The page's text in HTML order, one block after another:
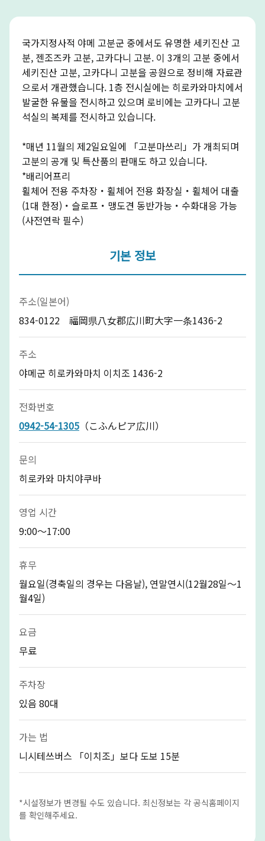
국가지정사적 야메 고분군 중에서도 유명한 세키진산 고
분, 젠조즈카 고분, 고카다니 고분. 이 3개의 고분 중에서
세키진산 고분, 고카다니 고분을 공원으로 정비해 자료관
으로서 개관했습니다. 1층 전시실에는 히로카와마치에서
발굴한 유물을 전시하고 있으며 로비에는 고카다니 고분
석실의 복제를 전시하고 있습니다.
*매년 11월의 제2일요일에 「고분마쓰리」가 개최되며
고분의 공개 및 특산품의 판매도 하고 있습니다.
*배리어프리
휠체어 전용 주차장・휠체어 전용 화장실・휠체어 대출
(1대 한정)・슬로프・맹도견 동반가능・수화대응 가능
(사전연락 필수)
기본 정보
주소(일본어)
834-0122 福岡県八女郡広川町大字一条1436-2
주소
야메군 히로카와마치 이치조 1436-2
전화번호
0942-54-1305 （こふんピア広川）
문의
히로카와 마치야쿠바
영업 시간
9:00～17:00
휴무
월요일(경축일의 경우는 다음날), 연말연시(12월28일～1
월4일)
요금
무료
주차장
있음 80대
가는 법
니시테쓰버스 「이치조」보다 도보 15분
*시설정보가 변경될 수도 있습니다. 최신정보는 각 공식홈페이지
를 확인해주세요.